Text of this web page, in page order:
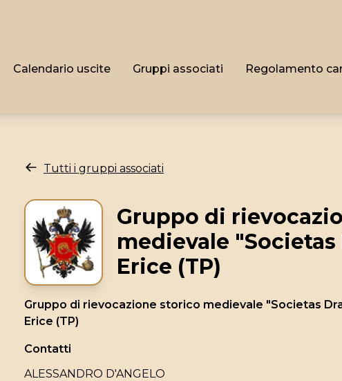
Calendario uscite Gruppi associati Regolamento
Tutti i gruppi associati
Gruppo di
medievale
Erice (TP)
Gruppo di rievocazione storico medievale "Societas
Erice (TP)
Contatti
ALESSANDRO D'ANGELO